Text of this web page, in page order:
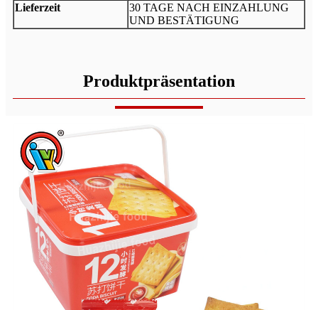
Lieferzeit
30 TAGE NACH EINZAHLUNG
UND BESTÄTIGUNG
Produktpräsentation